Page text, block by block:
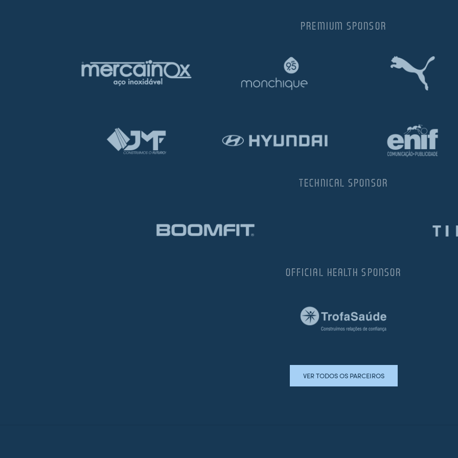
PREMIUM SPONSOR
TECHNICAL SPONSOR
OFFICIAL HEALTH SPONSOR
VER TODOS OS PARCEIROS